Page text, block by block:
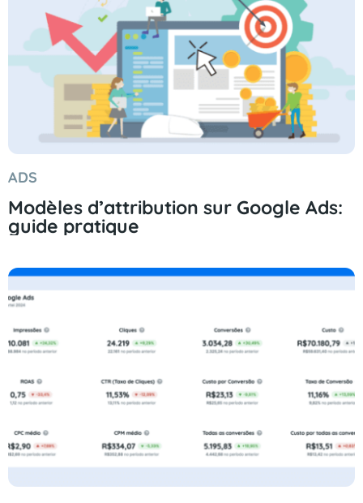
ADS
Modèles d’attribution sur Google Ads:
guide pratique